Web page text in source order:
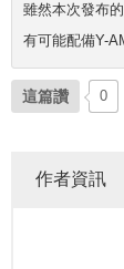
雖然本次發布
有可能配備Y-
這篇讚 0
作者資訊